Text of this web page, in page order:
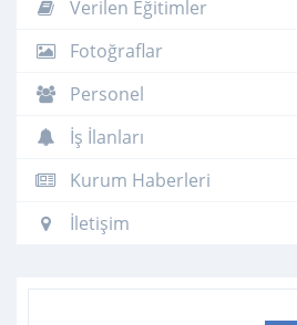
Verilen Eğitimler
Fotoğraflar
Personel
İş İlanları
Kurum Haberleri
İletişim